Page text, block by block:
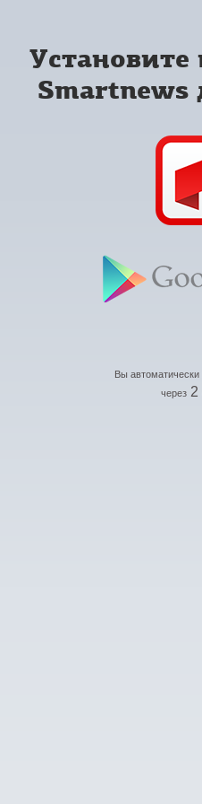
Smartnews
Вы автоматически
через 2